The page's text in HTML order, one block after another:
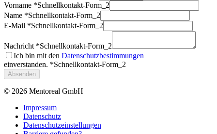
Vorname *Schnellkontakt-Form_2
Name *Schnellkontakt-Form_2
E-Mail *Schnellkontakt-Form_2
Nachricht *Schnellkontakt-Form_2
Ich bin mit den Datenschutzbestimmungen
einverstanden. *Schnellkontakt-Form_2
Absenden
© 2026 Mentoreal GmbH
Impressum
Datenschutz
Datenschutzeinstellungen